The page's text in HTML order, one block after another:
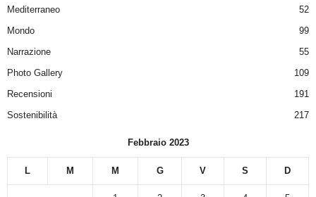
Mediterraneo
52
Mondo
99
Narrazione
55
Photo Gallery
109
Recensioni
191
Sostenibilità
217
Febbraio 2023
L M M G V S D